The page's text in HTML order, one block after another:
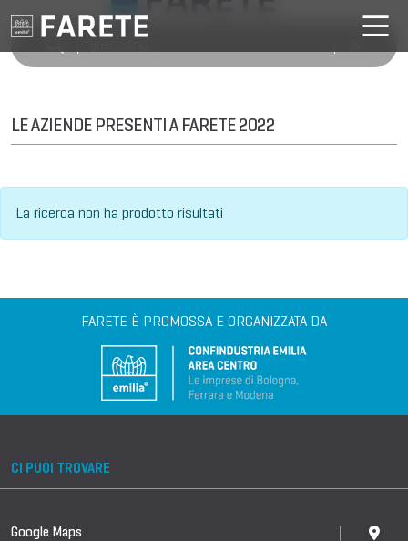
LE AZIENDE PRESENTI A FARETE 2022
La ricerca non ha prodotto risultati
FARETE È PROMOSSA E ORGANIZZATA DA
CI PUOI TROVARE
Google Maps